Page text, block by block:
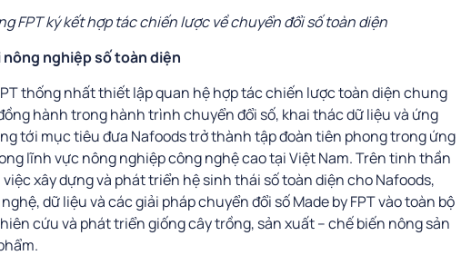
FPT ký kết hợp tác chiến lược về chuyển đổi số toàn diện
nghiệp số toàn diện
thống nhất thiết lập quan hệ hợp tác chiến lược toàn diện chung
hành trong hành trình chuyển đổi số, khai thác dữ liệu và ứng
tới mục tiêu đưa Nafoods trở thành tập đoàn tiên phong trong ứng
lĩnh vực nông nghiệp công nghệ cao tại Việt Nam. Trên tinh thần
xây dựng và phát triển hệ sinh thái số toàn diện cho Nafoods,
dữ liệu và các giải pháp chuyển đổi số Made by FPT vào toàn bộ
cứu và phát triển giống cây trồng, sản xuất – chế biến nông sản